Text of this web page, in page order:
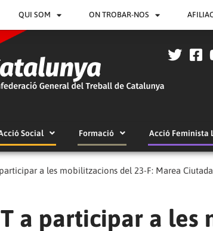
QUI SOM ON TROBAR-NOS
Social Formació Acció Feminista
a les mobilitzacions del 23-F: Marea
a participar a les